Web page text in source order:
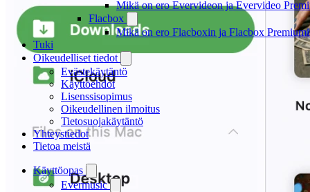
Mikä on ero Evervideon ja Evervideo
Flacbox
Mikä on ero Flacboxin ja Flacbox
Tuki
Oikeudelliset tiedot
Evästekäytäntö
Käyttöehdot
Lisenssisopimus
Oikeudellinen ilmoitus
Tietosuojakäytäntö
Yhteystiedot
Tietoa meistä
Käyttöopas
Evermusic